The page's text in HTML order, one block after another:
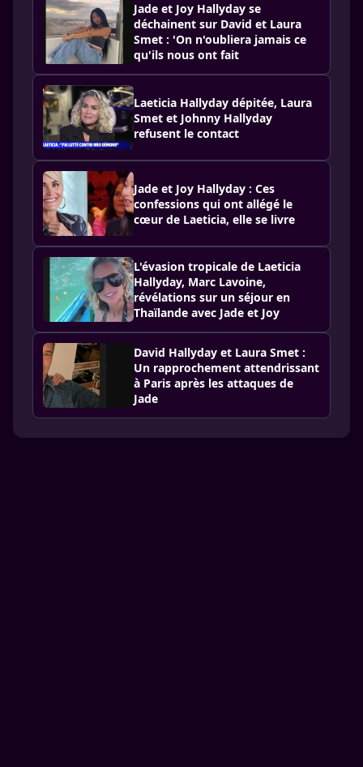
Jade et Joy Hallyday se
déchainent sur David et Laura
Smet : 'On n'oubliera jamais ce
qu'ils nous ont fait
Laeticia Hallyday dépitée, Laura
Smet et Johnny Hallyday
refusent le contact
Jade et Joy Hallyday : Ces
confessions qui ont allégé le
cœur de Laeticia, elle se livre
L'évasion tropicale de Laeticia
Hallyday, Marc Lavoine,
révélations sur un séjour en
Thaïlande avec Jade et Joy
David Hallyday et Laura Smet :
Un rapprochement attendrissant
à Paris après les attaques de
Jade